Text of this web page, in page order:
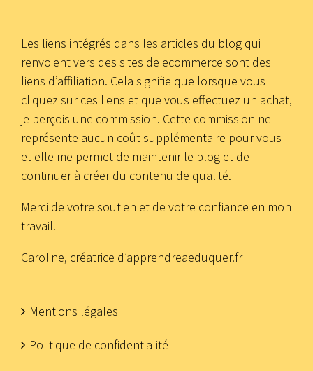
Les liens intégrés dans les articles du blog qui
renvoient vers des sites de ecommerce sont des
liens d’affiliation. Cela signifie que lorsque vous
cliquez sur ces liens et que vous effectuez un achat,
je perçois une commission. Cette commission ne
représente aucun coût supplémentaire pour vous
et elle me permet de maintenir le blog et de
continuer à créer du contenu de qualité.
Merci de votre soutien et de votre confiance en mon
travail.
Caroline, créatrice d’apprendreaeduquer.fr
Mentions légales
Politique de confidentialité